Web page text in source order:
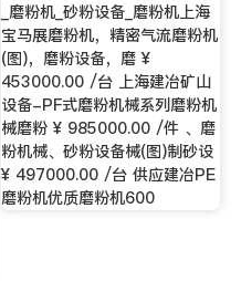
_磨粉机_砂粉设备_磨粉机上海
宝马展磨粉机，精密气流磨粉机
(图)，磨粉设备，磨 ¥
453000.00 /台 上海建冶矿山
设备-PF式磨粉机械系列磨粉机
械磨粉 ¥ 985000.00 /件 、磨
粉机械、砂粉设备械(图)制砂设
¥ 497000.00 /台 供应建冶PE
磨粉机优质磨粉机600